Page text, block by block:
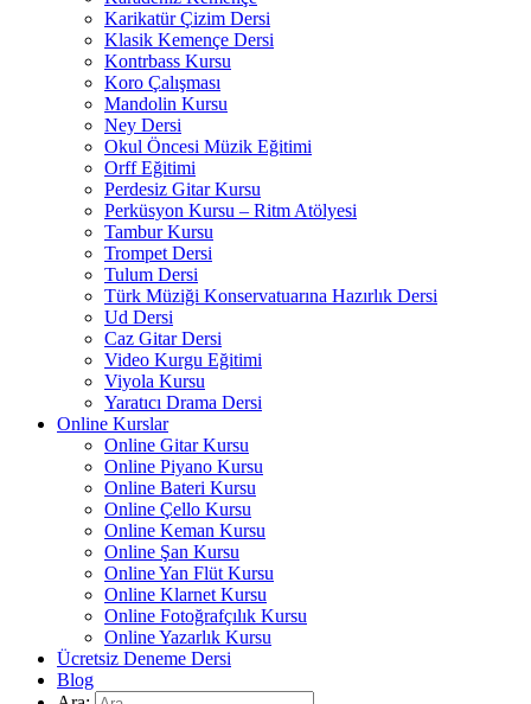
Karikatür Çizim Dersi
Klasik Kemençe Dersi
Kontrbass Kursu
Koro Çalışması
Mandolin Kursu
Ney Dersi
Okul Öncesi Müzik Eğitimi
Orff Eğitimi
Perdesiz Gitar Kursu
Perküsyon Kursu – Ritm Atölyesi
Tambur Kursu
Trompet Dersi
Tulum Dersi
Türk Müziği Konservatuarına Hazırlık Dersi
Ud Dersi
Caz Gitar Dersi
Video Kurgu Eğitimi
Viyola Kursu
Yaratıcı Drama Dersi
Online Kurslar
Online Gitar Kursu
Online Piyano Kursu
Online Bateri Kursu
Online Çello Kursu
Online Keman Kursu
Online Şan Kursu
Online Yan Flüt Kursu
Online Klarnet Kursu
Online Fotoğrafçılık Kursu
Online Yazarlık Kursu
Ücretsiz Deneme Dersi
Blog